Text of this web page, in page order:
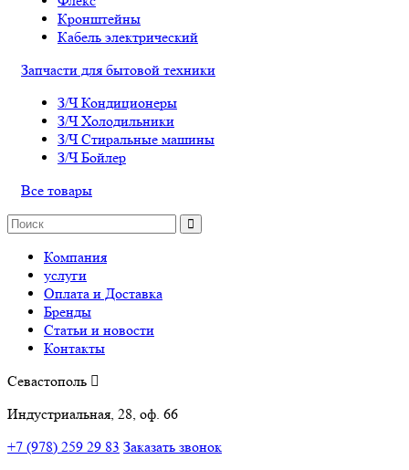
Кронштейны
Кабель электрический
Запчасти для бытовой техники
З/Ч Кондиционеры
З/Ч Холодильники
З/Ч Стиральные машины
З/Ч Бойлер
Все товары
Компания
услуги
Оплата и Доставка
Бренды
Статьи и новости
Контакты
Севастополь
Индустриальная, 28, оф. 66
+7 (978) 259 29 83 Заказать звонок